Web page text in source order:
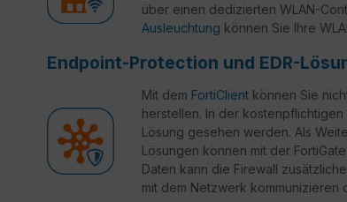
über einen dedizierten WLAN-
Ausleuchtung können Sie Ihre
Endpoint-Protection und EDR-
Mit dem FortiClient können Sie
herstellen. In der
Lösung gesehen werden. Als
Lösungen können mit der
Daten kann die Firewall
mit dem Netzwerk kommunizieren